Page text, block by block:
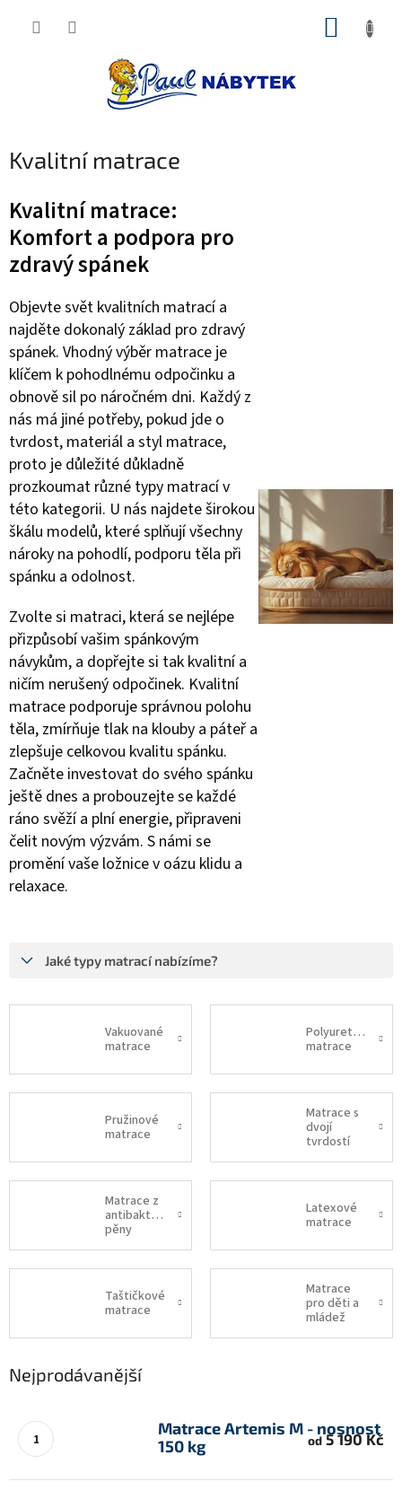
Kvalitní matrace
Kvalitní matrace:
Komfort a podpora pro
zdravý spánek
Objevte svět kvalitních matrací a
najděte dokonalý základ pro zdravý
spánek. Vhodný výběr matrace je
klíčem k pohodlnému odpočinku a
obnově sil po náročném dni. Každý z
nás má jiné potřeby, pokud jde o
tvrdost, materiál a styl matrace,
proto je důležité důkladně
prozkoumat různé typy matrací v
této kategorii. U nás najdete širokou
škálu modelů, které splňují všechny
nároky na pohodlí, podporu těla při
spánku a odolnost.
Zvolte si matraci, která se nejlépe
přizpůsobí vašim spánkovým
návykům, a dopřejte si tak kvalitní a
ničím nerušený odpočinek. Kvalitní
matrace podporuje správnou polohu
těla, zmírňuje tlak na klouby a páteř a
zlepšuje celkovou kvalitu spánku.
Začněte investovat do svého spánku
ještě dnes a probouzejte se každé
ráno svěží a plní energie, připraveni
čelit novým výzvám. S námi se
promění vaše ložnice v oázu klidu a
relaxace.
Jaké typy matrací nabízíme?
Vakuované
matrace
Polyuretanové
matrace
Pružinové
matrace
Matrace s
dvojí
tvrdostí
Matrace z
antibakteriální
pěny
Latexové
matrace
Taštičkové
matrace
Matrace
pro děti a
mládež
Nejprodávanější
Matrace Artemis M - nosnost
150 kg
od5 190 Kč